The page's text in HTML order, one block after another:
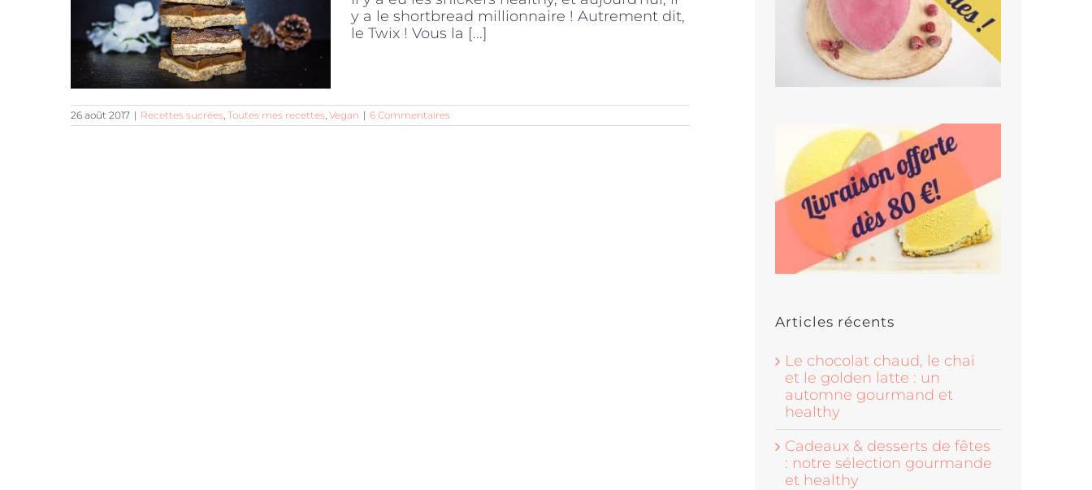
y a le shortbread millionnaire ! Autrement dit,
le Twix ! Vous la [...]
26 août 2017 | Recettes sucrées Toutes mes recettes Vegan | 6 Commentaires
Articles récents
Le chocolat chaud, le chaï
et le golden latte : un
automne gourmand et
healthy
Cadeaux & desserts de fêtes
: notre sélection gourmande
et healthy